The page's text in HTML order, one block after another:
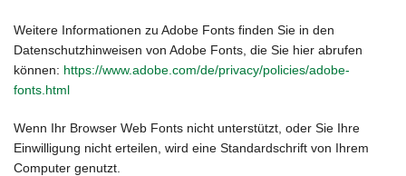
Weitere Informationen zu Adobe Fonts finden Sie in den
Datenschutzhinweisen von Adobe Fonts, die Sie hier abrufen
können: https://www.adobe.com/de/privacy/policies/adobe-
fonts.html
Wenn Ihr Browser Web Fonts nicht unterstützt, oder Sie Ihre
Einwilligung nicht erteilen, wird eine Standardschrift von Ihrem
Computer genutzt.